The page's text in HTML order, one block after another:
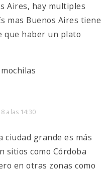
Aires, hay multiples
mas Buenos Aires tiene
que haber un plato
a las 14:30
ciudad grande es más
sitios como Córdoba
en otras zonas como